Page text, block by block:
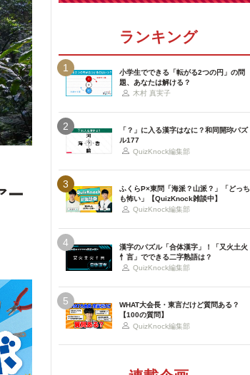
ー
ランキング
1
小学生でできる「転がる2つの円」の問
題、あなたは解ける？
木村 真実子
2
「？」に入る漢字はなに？和同開珎パズ
ル177
QuizKnock編集部
3
ふくらP×東問「海派？山派？」「どっち
も怖い」【QuizKnock雑談中】
QuizKnock編集部
4
漢字のパズル「合体漢字」！「又火土火
忄言」でできる二字熟語は？
QuizKnock編集部
5
WHAT大会長・東言だけど質問ある？
【100の質問】
QuizKnock編集部